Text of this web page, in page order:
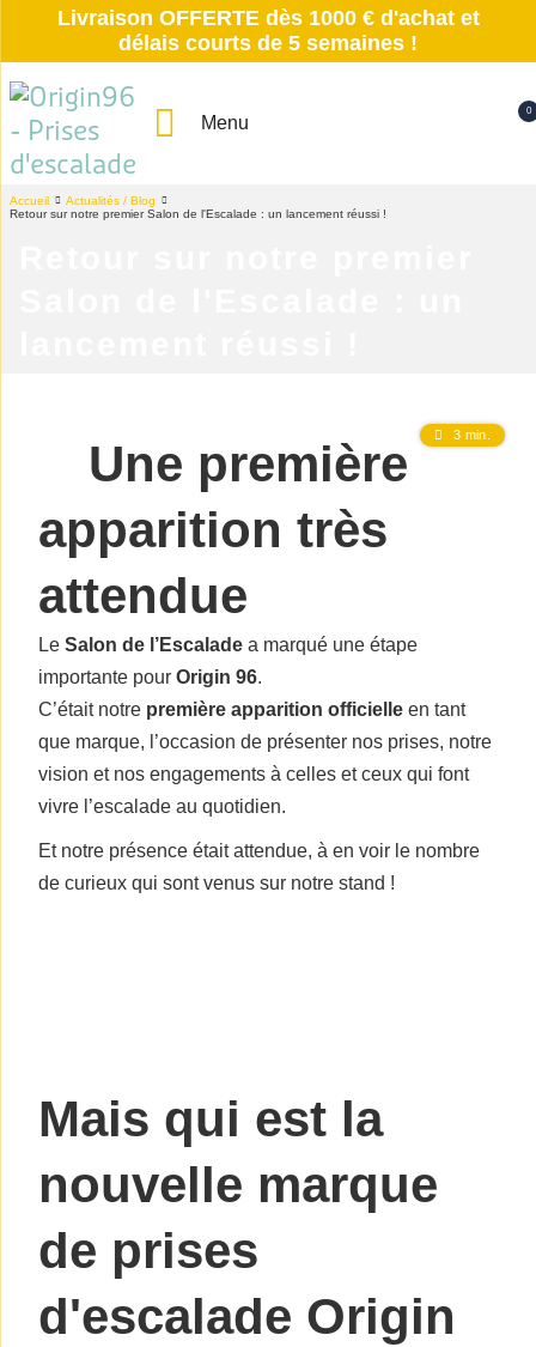
Livraison OFFERTE dès 1000 € d'achat et
délais courts de 5 semaines !
Menu
0
Accueil
Actualités / Blog
Retour sur notre premier Salon de l'Escalade : un lancement réussi !
Une première
apparition très
attendue
Le Salon de l’Escalade a marqué une étape
importante pour Origin 96.
C’était notre première apparition officielle en tant
que marque, l’occasion de présenter nos prises, notre
vision et nos engagements à celles et ceux qui font
vivre l’escalade au quotidien.
Et notre présence était attendue, à en voir le nombre
de curieux qui sont venus sur notre stand !
Mais qui est la
nouvelle marque
de prises
d'escalade Origin
3 min.